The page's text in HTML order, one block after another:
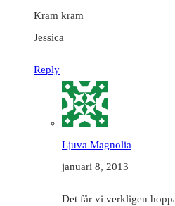
Kram kram
Jessica
Reply
Ljuva Magnolia
januari 8, 2013
Det får vi verkligen